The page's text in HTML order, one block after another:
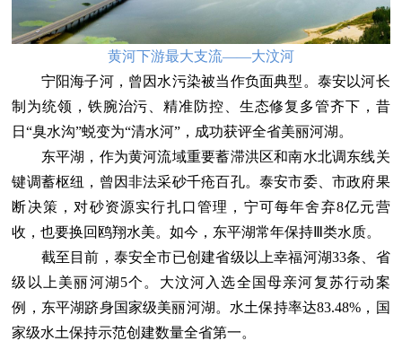
黄河下游最大支流——大汶河
宁阳海子河，曾因水污染被当作负面典型。泰安以河长
制为统领，铁腕治污、精准防控、生态修复多管齐下，昔
日“臭水沟”蜕变为“清水河”，成功获评全省美丽河湖。
东平湖，作为黄河流域重要蓄滞洪区和南水北调东线关
键调蓄枢纽，曾因非法采砂千疮百孔。泰安市委、市政府果
断决策，对砂资源实行扎口管理，宁可每年舍弃8亿元营
收，也要换回鸥翔水美。如今，东平湖常年保持Ⅲ类水质。
截至目前，泰安全市已创建省级以上幸福河湖33条、省
级以上美丽河湖5个。大汶河入选全国母亲河复苏行动案
例，东平湖跻身国家级美丽河湖。水土保持率达83.48%，国
家级水土保持示范创建数量全省第一。